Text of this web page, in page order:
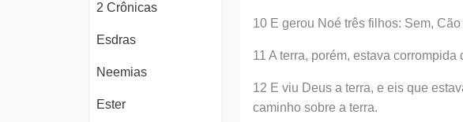
2 Crônicas
Esdras
Neemias
Ester
10 E gerou Noé três filhos: Sem, Cão
11 A terra, porém, estava
12 E viu Deus a terra, e eis que
caminho sobre a terra.